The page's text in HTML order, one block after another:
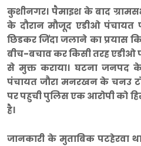
कुशीनगर। पैमाइश के बाद
के दौरान मौजूद एडीओ पंचायत
छिडकर जिंदा जलाने का प्रयास
बीच-बचाव कर किसी तरह
से मुक्त कराया। घटना जनपद के
पंचायत जौरा मनरखन के चनउ
पर पहुची पुलिस एक आरोपी को
है।
जानकारी के मुताबिक पटहेरवा